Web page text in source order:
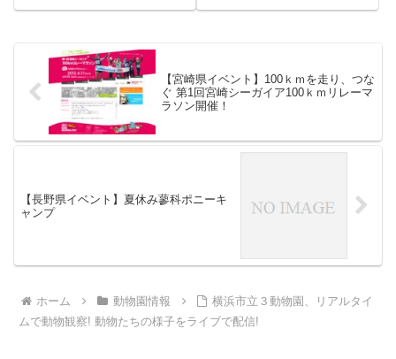
【宮崎県イベント】100ｋｍを走り、つな
ぐ 第1回宮崎シーガイア100ｋｍリレーマ
ラソン開催！
【長野県イベント】夏休み蓼科ポニーキ
ャンプ
ホーム 動物園情報
横浜市立３動物園、リアルタイ
ムで動物観察! 動物たちの様子をライブで配信!